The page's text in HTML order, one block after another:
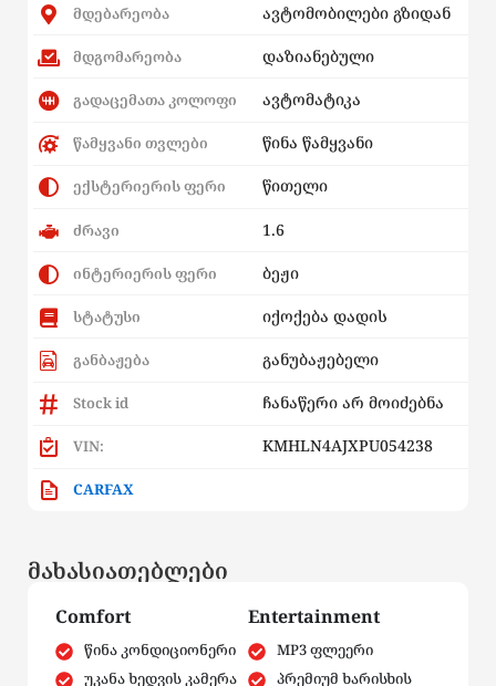
მდებარეობა ავტომობილები გზიდან
მდგომარეობა დაზიანებული
გადაცემათა კოლოფი ავტომატიკა
წამყვანი თვლები წინა წამყვანი
ექსტერიერის ფერი წითელი
ძრავი 1.6
ინტერიერის ფერი ბეჟი
სტატუსი იქოქება დადის
განბაჟება განუბაჟებელი
Stock id ჩანაწერი არ მოიძებნა
VIN: KMHLN4AJXPU054238
CARFAX
მახასიათებლები
Comfort
წინა კონდიციონერი
უკანა ხედვის კამერა
Entertainment
MP3 ფლეერი
პრემიუმ ხარისხის